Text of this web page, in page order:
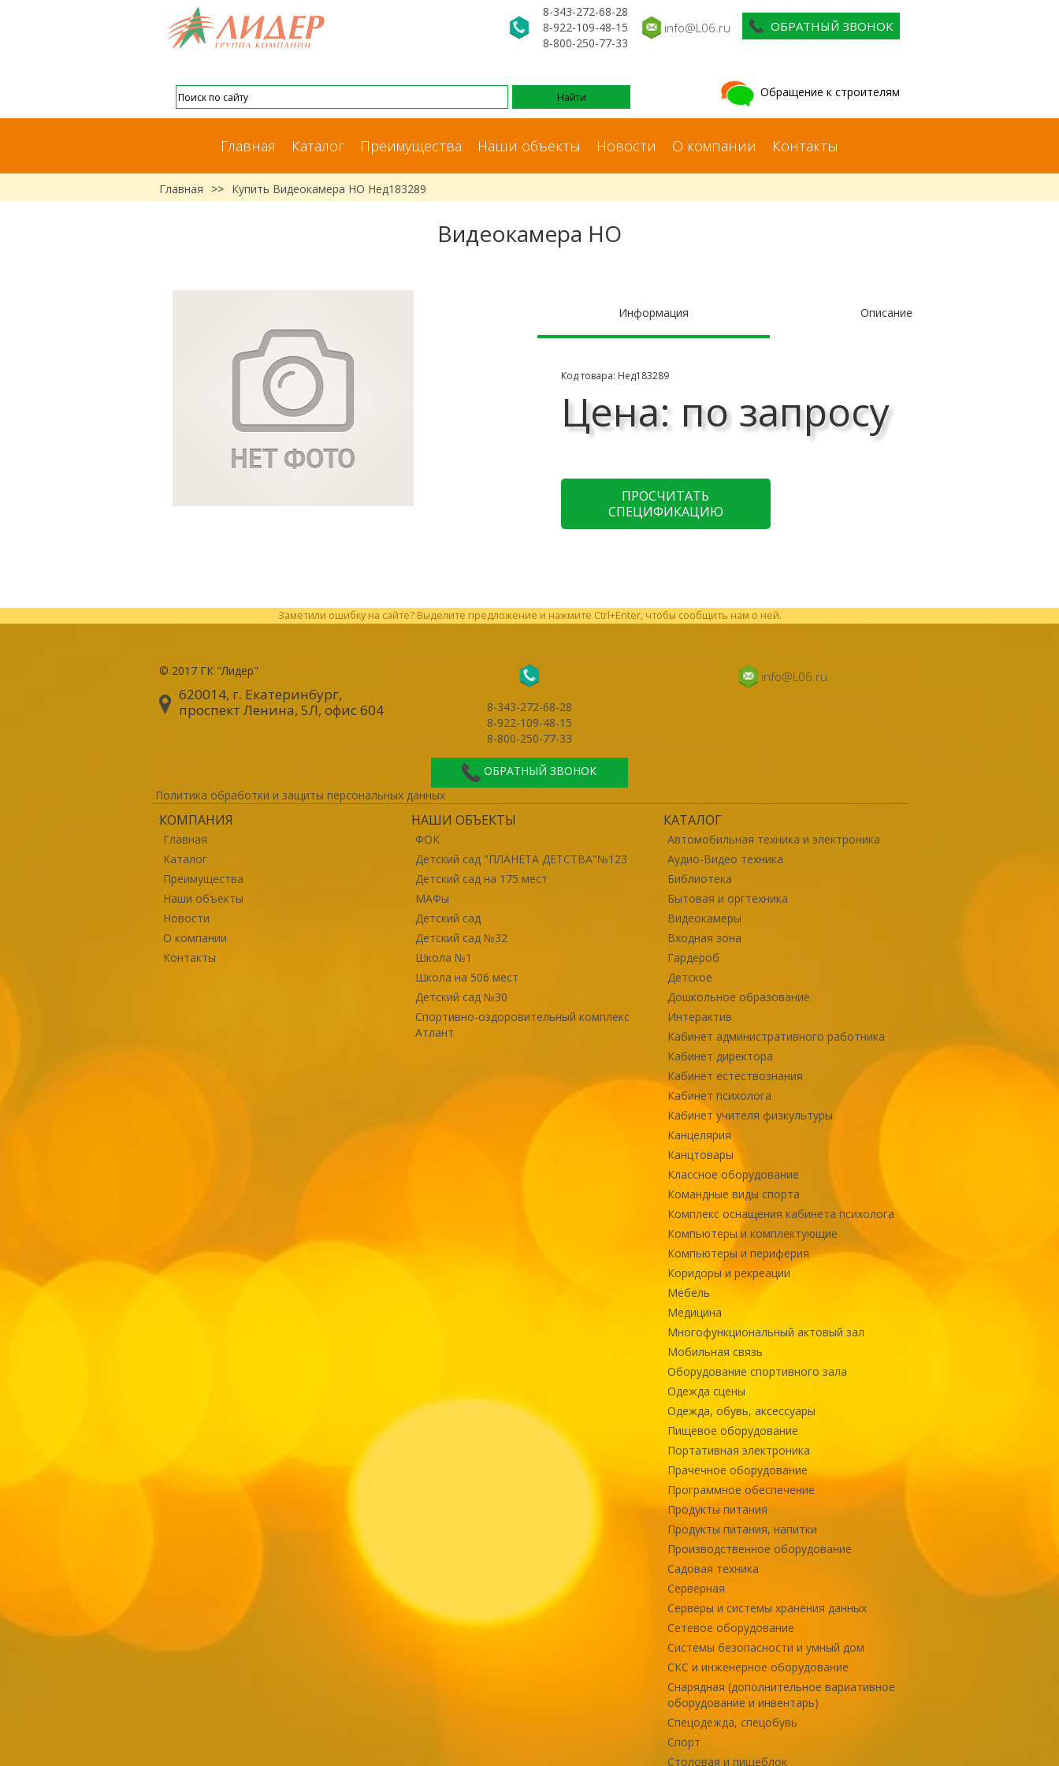
8-343-272-68-28
8-922-109-48-15
8-800-250-77-33
info@L06.ru ОБРАТНЫЙ ЗВОНОК
Обращение к строителям
Главная Каталог Преимущества Наши объекты Новости О компании Контакты
Главная >> Купить Видеокамера НО Нед183289
Видеокамера НО
Информация Описание
Код товара: Нед183289
Цена: по запросу
ПРОСЧИТАТЬ
СПЕЦИФИКАЦИЮ
Заметили ошибку на сайте? Выделите предложение и нажмите Ctrl+Enter, чтобы сообщить нам о ней.
© 2017 ГК "Лидер"
620014, г. Екатеринбург,
проспект Ленина, 5Л, офис 604
8-343-272-68-28
8-922-109-48-15
8-800-250-77-33
ОБРАТНЫЙ ЗВОНОК
info@L06.ru
Политика обработки и защиты персональных данных
КОМПАНИЯ
Главная
Каталог
Преимущества
Наши объекты
Новости
О компании
Контакты
НАШИ ОБЪЕКТЫ
ФОК
Детский сад "ПЛАНЕТА ДЕТСТВА"№123
Детский сад на 175 мест
МАФы
Детский сад
Детский сад №32
Школа №1
Школа на 506 мест
Детский сад №30
Спортивно-оздоровительный комплекс
Атлант
КАТАЛОГ
Автомобильная техника и электроника
Аудио-Видео техника
Библиотека
Бытовая и оргтехника
Видеокамеры
Входная зона
Гардероб
Детское
Дошкольное образование
Интерактив
Кабинет административного работника
Кабинет директора
Кабинет естествознания
Кабинет психолога
Кабинет учителя физкультуры
Канцелярия
Канцтовары
Классное оборудование
Командные виды спорта
Комплекс оснащения кабинета психолога
Компьютеры и комплектующие
Компьютеры и периферия
Коридоры и рекреации
Мебель
Медицина
Многофункциональный актовый зал
Мобильная связь
Оборудование спортивного зала
Одежда сцены
Одежда, обувь, аксессуары
Пищевое оборудование
Портативная электроника
Прачечное оборудование
Программное обеспечение
Продукты питания
Продукты питания, напитки
Производственное оборудование
Садовая техника
Серверная
Серверы и системы хранения данных
Сетевое оборудование
Системы безопасности и умный дом
СКС и инженерное оборудование
Снарядная (дополнительное вариативное
оборудование и инвентарь)
Спецодежда, спецобувь
Спорт
Столовая и пищеблок